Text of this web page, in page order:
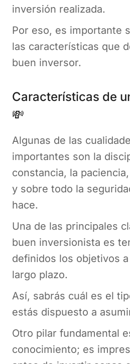
inversión realizada.
Por eso, es importante
las características que
buen inversor.
Características de
💸
Algunas de las
importantes son la
constancia, la
y sobre todo la
hace.
Una de las principales
buen inversionista es
definidos los objetivos
largo plazo.
Así, sabrás cuál es el
estás dispuesto a
Otro pilar fundamental
conocimiento; es